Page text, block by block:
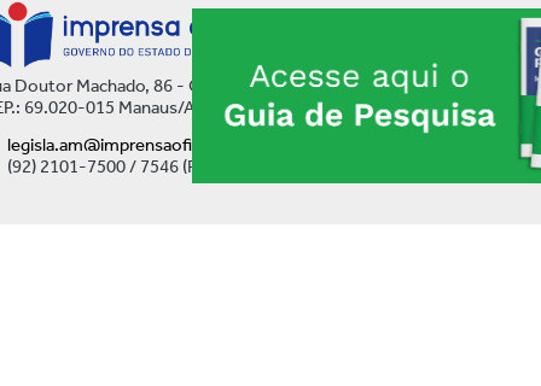
Doutor Machado, 86 - Centro
69.020-015 Manaus/AM
legisla.am@imprensaoficial.am.gov.br
(92) 2101-7500 / 7546 (Ramal)